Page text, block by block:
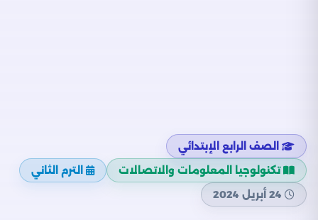
الصف الرابع الإبتدائي
تكنولوجيا المعلومات والاتصالات
الترم الثاني
24 أبريل 2024